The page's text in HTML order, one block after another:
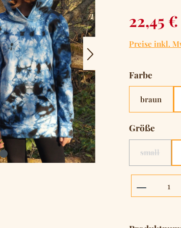
22,45 €
Preise inkl.
Farbe
braun
Größe
small
(Diese